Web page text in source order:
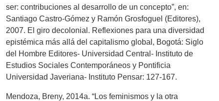
ser: contribuciones al desarrollo de un concepto”, en:
Santiago Castro-Gómez y Ramón Grosfoguel (Editores),
2007. El giro decolonial. Reflexiones para una diversidad
epistémica más allá del capitalismo global, Bogotá: Siglo
del Hombre Editores- Universidad Central- Instituto de
Estudios Sociales Contemporáneos y Pontificia
Universidad Javeriana- Instituto Pensar: 127-167.
Mendoza, Breny, 2014a. “Los feminismos y la otra